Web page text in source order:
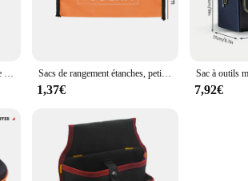
Sac de rangement pour outils de perceuse électrique portable, étui de transport antichoc polyvalent, grill Oxford, évaluateurs de matériel d'électricien, poudres Sacs de rangement étanches, petit sac à outils, trousses à outils matérielles, sac portable multifonction, Oxford, toile à fermeture éclair, haute qualité
1,37€ 7,92€